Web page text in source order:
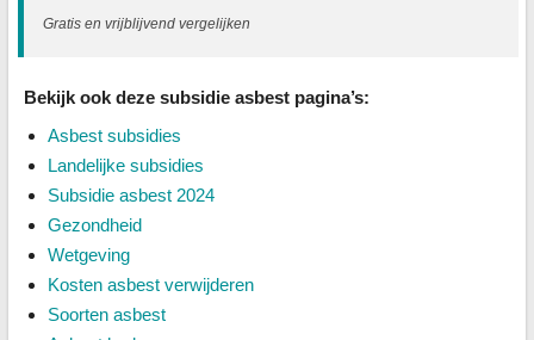
Gratis en vrijblijvend vergelijken
Bekijk ook deze subsidie asbest pagina’s:
Asbest subsidies
Landelijke subsidies
Subsidie asbest 2024
Gezondheid
Wetgeving
Kosten asbest verwijderen
Soorten asbest